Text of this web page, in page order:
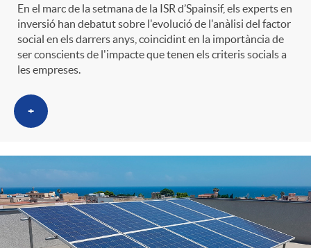
En el marc de la setmana de la ISR d’Spainsif, els experts en
inversió han debatut sobre l'evolució de l'anàlisi del factor
social en els darrers anys, coincidint en la importància de
ser conscients de l'impacte que tenen els criteris socials a
les empreses.
+